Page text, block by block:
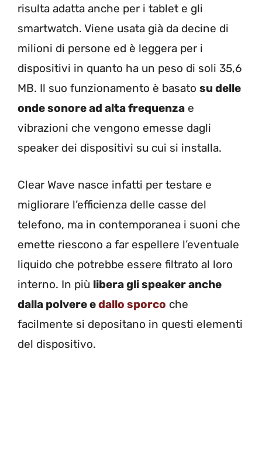
risulta adatta anche per i tablet e gli
smartwatch. Viene usata già da decine di
milioni di persone ed è leggera per i
dispositivi in quanto ha un peso di soli 35,6
MB. Il suo funzionamento è basato su delle
onde sonore ad alta frequenza e
vibrazioni che vengono emesse dagli
speaker dei dispositivi su cui si installa.
Clear Wave nasce infatti per testare e
migliorare l’efficienza delle casse del
telefono, ma in contemporanea i suoni che
emette riescono a far espellere l’eventuale
liquido che potrebbe essere filtrato al loro
interno. In più libera gli speaker anche
dalla polvere edallo sporco che
facilmente si depositano in questi elementi
del dispositivo.